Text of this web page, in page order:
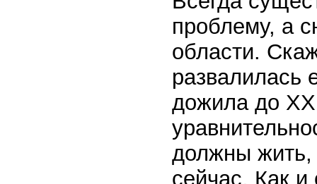
проблему, а
области.
дожила до
должны жить,
сейчас. Как и